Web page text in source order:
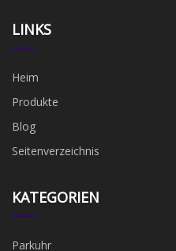
LINKS
Heim
Produkte
Blog
Seitenverzeichnis
KATEGORIEN
Parkuhr